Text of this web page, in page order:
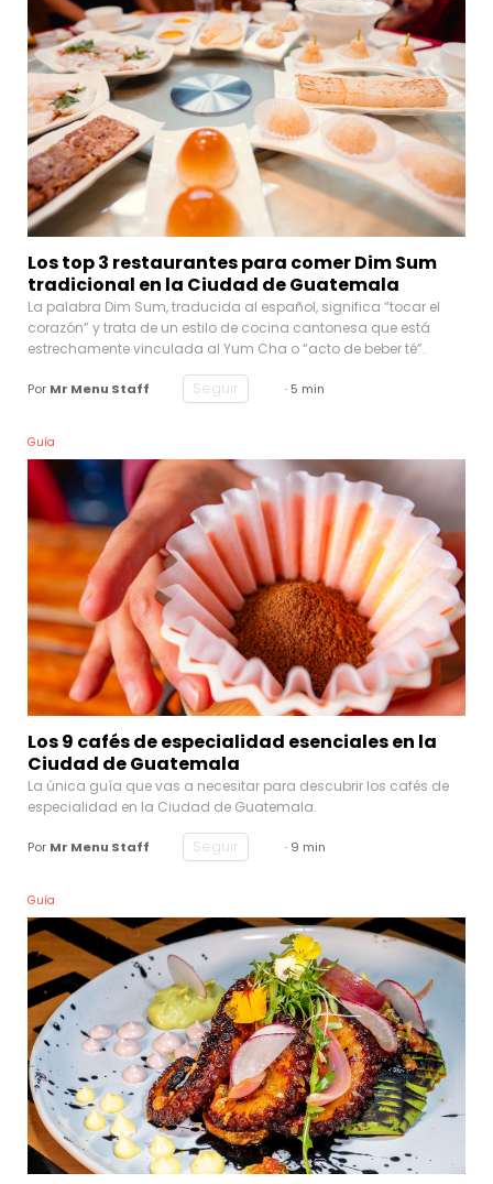
Los top 3 restaurantes para comer Dim Sum
tradicional en la Ciudad de Guatemala
La palabra Dim Sum, traducida al español, significa “tocar el
corazón” y trata de un estilo de cocina cantonesa que está
estrechamente vinculada al Yum Cha o “acto de beber té”.
Por Mr Menu Staff Seguir · 5 min
Guía
Los 9 cafés de especialidad esenciales en la
Ciudad de Guatemala
La única guía que vas a necesitar para descubrir los cafés de
especialidad en la Ciudad de Guatemala.
Por Mr Menu Staff Seguir · 9 min
Guía